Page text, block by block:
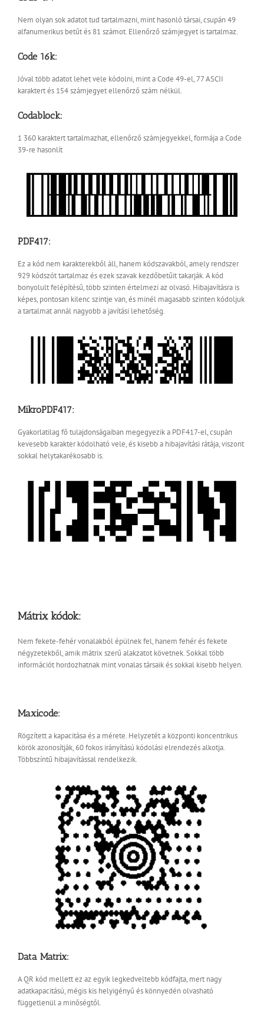
Nem olyan sok adatot tud tartalmazni, mint hasonló társai, csupán 49
alfanumerikus betűt és 81 számot. Ellenőrző számjegyet is tartalmaz.
Code 16k:
Jóval több adatot lehet vele kódolni, mint a Code 49-el, 77 ASCII
karaktert és 154 számjegyet ellenőrző szám nélkül.
Codablock:
1 360 karaktert tartalmazhat, ellenőrző számjegyekkel, formája a Code
39-re hasonlít
PDF417:
Ez a kód nem karakterekből áll, hanem kódszavakból, amely rendszer
929 kódszót tartalmaz és ezek szavak kezdőbetűit takarják. A kód
bonyolult felépítésű, több szinten értelmezi az olvasó. Hibajavításra is
képes, pontosan kilenc szintje van, és minél magasabb szinten kódoljuk
a tartalmat annál nagyobb a javítási lehetőség.
MikroPDF417:
Gyakorlatilag fő tulajdonságaiban megegyezik a PDF417-el, csupán
kevesebb karakter kódolható vele, és kisebb a hibajavítási rátája, viszont
sokkal helytakarékosabb is.
Mátrix kódok:
Nem fekete-fehér vonalakból épülnek fel, hanem fehér és fekete
négyzetekből, amik mátrix szerű alakzatot követnek. Sokkal több
információt hordozhatnak mint vonalas társaik és sokkal kisebb helyen.
Maxicode:
Rögzített a kapacitása és a mérete. Helyzetét a központi koncentrikus
körök azonosítják, 60 fokos irányítású kódolási elrendezés alkotja.
Többszíntű hibajavítással rendelkezik.
Data Matrix:
A QR kód mellett ez az egyik legkedveltebb kódfajta, mert nagy
adatkapacitású, mégis kis helyigényű és könnyedén olvasható
függetlenül a minőségtől.